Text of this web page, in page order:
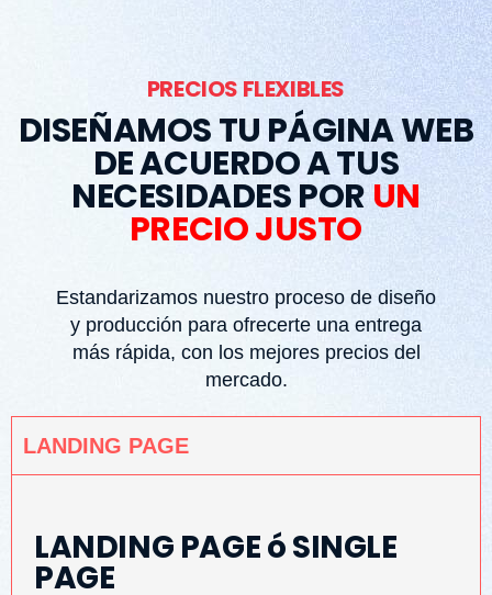
PRECIOS FLEXIBLES
DISEÑAMOS TU PÁGINA WEB
DE ACUERDO A TUS
NECESIDADES POR UN
PRECIO JUSTO
Estandarizamos nuestro proceso de diseño
y producción para ofrecerte una entrega
más rápida, con los mejores precios del
mercado.
LANDING PAGE
LANDING PAGE ó SINGLE
PAGE